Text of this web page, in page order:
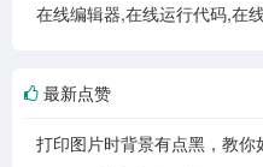
最新点赞
打印图片时背景有点黑，教